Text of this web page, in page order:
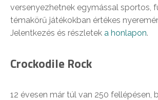
versenyezhetnek egymással sportos,
témakörű játékokban értékes
Jelentkezés és részletek a honlapon.
Crockodile Rock
12 évesen már túl van 250 fellépésen,